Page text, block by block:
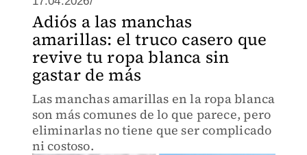
Adiós a las manchas
amarillas: el truco casero que
revive tu ropa blanca sin
gastar de más
Las manchas amarillas en la ropa blanca
son más comunes de lo que parece, pero
eliminarlas no tiene que ser complicado
ni costoso.